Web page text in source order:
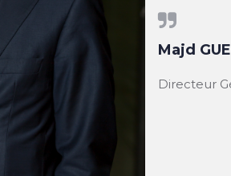
Majd
Directeur